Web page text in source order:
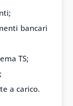
bancari
TS;
a carico.